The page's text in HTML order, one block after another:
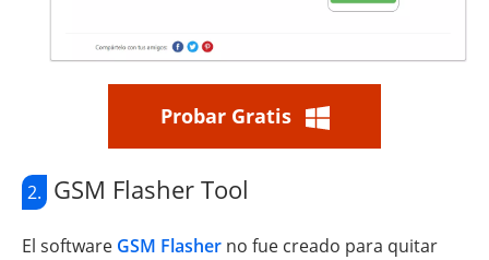
Probar Gratis
2. GSM Flasher Tool
El software GSM Flasher no fue creado para quitar